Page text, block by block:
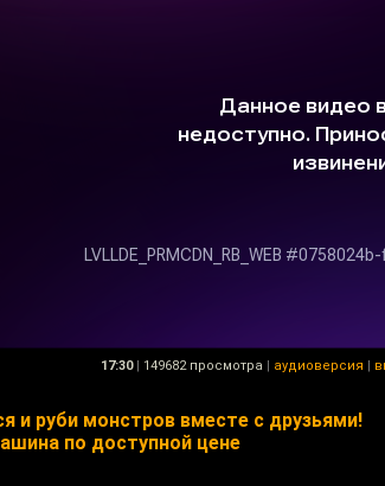
17:30 | 149682 просмотра | аудиоверсия |
и руби монстров вместе с друзьями!
по доступной цене